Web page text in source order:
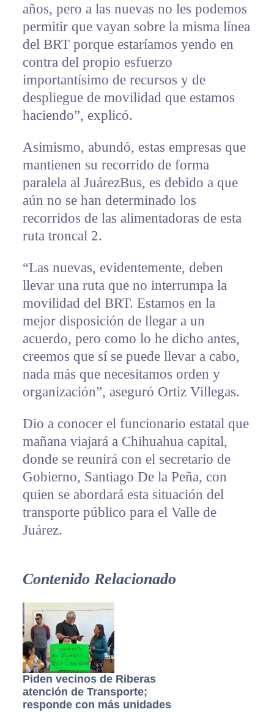
años, pero a las nuevas no les podemos
permitir que vayan sobre la misma línea
del BRT porque estaríamos yendo en
contra del propio esfuerzo
importantísimo de recursos y de
despliegue de movilidad que estamos
haciendo”, explicó.
Asimismo, abundó, estas empresas que
mantienen su recorrido de forma
paralela al JuárezBus, es debido a que
aún no se han determinado los
recorridos de las alimentadoras de esta
ruta troncal 2.
“Las nuevas, evidentemente, deben
llevar una ruta que no interrumpa la
movilidad del BRT. Estamos en la
mejor disposición de llegar a un
acuerdo, pero como lo he dicho antes,
creemos que sí se puede llevar a cabo,
nada más que necesitamos orden y
organización”, aseguró Ortiz Villegas.
Dio a conocer el funcionario estatal que
mañana viajará a Chihuahua capital,
donde se reunirá con el secretario de
Gobierno, Santiago De la Peña, con
quien se abordará esta situación del
transporte público para el Valle de
Juárez.
Contenido Relacionado
Piden vecinos de Riberas
atención de Transporte;
responde con más unidades